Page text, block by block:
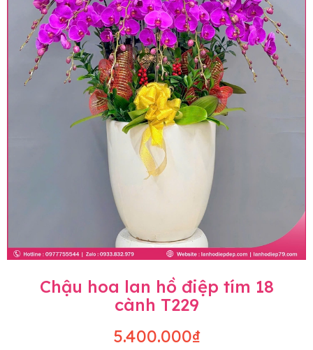
Chậu hoa lan hồ điệp tím 18
cành T229
5.400.000₫